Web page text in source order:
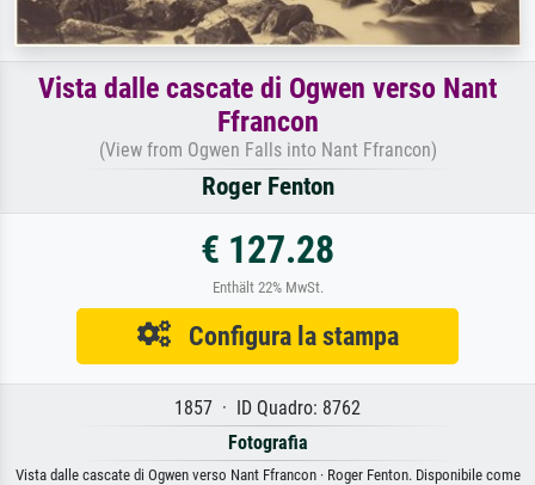
Vista dalle cascate di Ogwen verso Nant
Ffrancon
(View from Ogwen Falls into Nant Ffrancon)
Roger Fenton
€ 127.28
Enthält 22% MwSt.
Configura la stampa
1857 · ID Quadro: 8762
Fotografia
Vista dalle cascate di Ogwen verso Nant Ffrancon · Roger Fenton. Disponibile come